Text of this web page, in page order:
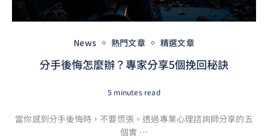
News 熱門文章 精選文章
分手後悔怎麼辦？專家分享5個挽回秘訣
5 minutes read
當你感到分手後悔時，不要慌張。透過專業心理諮詢師分享的五
個實 …